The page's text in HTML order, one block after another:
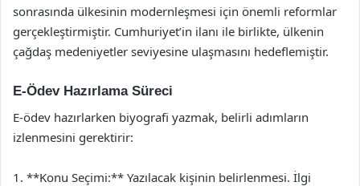
sonrasında ülkesinin modernleşmesi için önemli reformlar
gerçekleştirmiştir. Cumhuriyet’in ilanı ile birlikte, ülkenin
çağdaş medeniyetler seviyesine ulaşmasını hedeflemiştir.
E-Ödev Hazırlama Süreci
E-ödev hazırlarken biyografi yazmak, belirli adımların
izlenmesini gerektirir:
1. **Konu Seçimi:** Yazılacak kişinin belirlenmesi. İlgi